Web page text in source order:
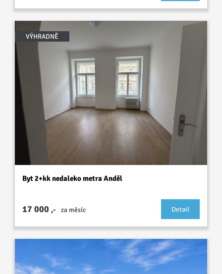
VÝHRADNĚ
Byt 2+kk nedaleko metra Anděl
17 000 ,- za měsíc Detail